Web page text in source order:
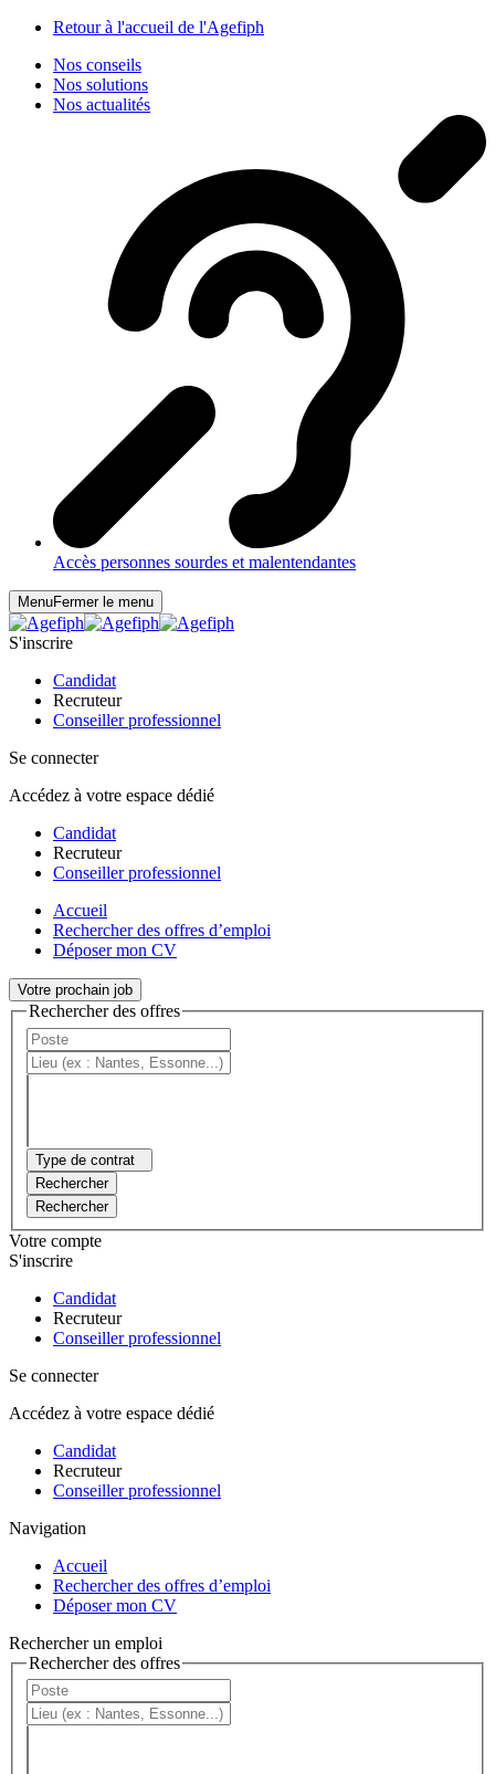
Retour à l'accueil de l'Agefiph
Nos conseils
Nos solutions
Nos actualités
Accès personnes sourdes et malentendantes
MenuFermer le menu
S'inscrire
Candidat
Recruteur
Conseiller professionnel
Se connecter
Accédez à votre espace dédié
Candidat
Recruteur
Conseiller professionnel
Accueil
Rechercher des offres d’emploi
Déposer mon CV
Votre prochain job
Rechercher des offres
Type de contrat
Rechercher
Rechercher
Votre compte
S'inscrire
Candidat
Recruteur
Conseiller professionnel
Se connecter
Accédez à votre espace dédié
Candidat
Recruteur
Conseiller professionnel
Navigation
Accueil
Rechercher des offres d’emploi
Déposer mon CV
Rechercher un emploi
Rechercher des offres